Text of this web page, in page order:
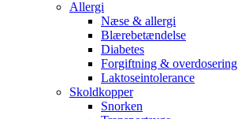
Allergi
Næse & allergi
Blærebetændelse
Diabetes
Forgiftning & overdosering
Laktoseintolerance
Skoldkopper
Snorken